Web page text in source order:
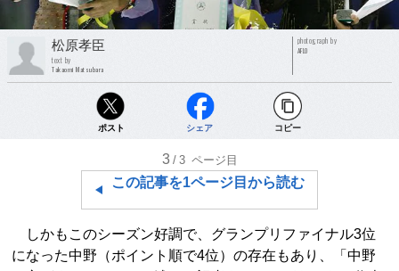
松原孝臣
text by
Takaomi Matsubara
photograph by
AFLO
ポスト シェア コピー
3 /3 ページ目
この記事を1ページ目から読む
しかもこのシーズン好調で、グランプリファイナル3位
になった中野（ポイント順で4位）の存在もあり、「中野